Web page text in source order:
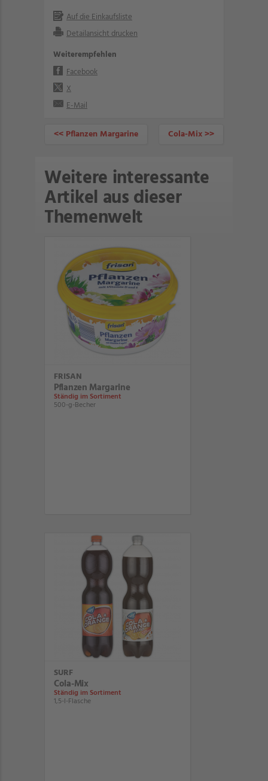
Auf die Einkaufsliste
Detailansicht drucken
Weiterempfehlen
Facebook
X
E-Mail
<< Pflanzen Margarine Cola-Mix >>
Weitere interessante
Artikel aus dieser
Themenwelt
FRISAN
Pflanzen Margarine
Ständig im Sortiment
500-g-Becher
SURF
Cola-Mix
Ständig im Sortiment
1,5-l-Flasche